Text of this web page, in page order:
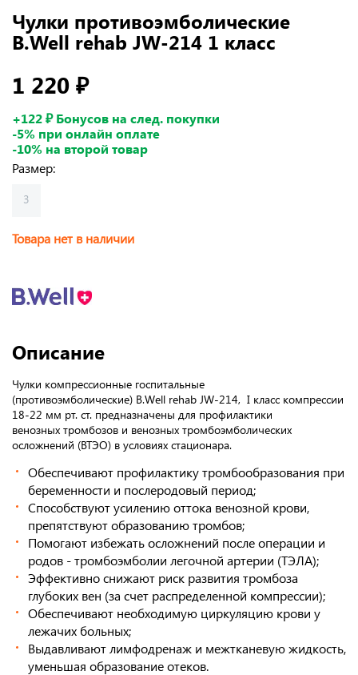
Чулки противоэмболические
B.Well rehab JW-214 1 класс
1 220 ₽
+122 ₽ Бонусов на след. покупки
-5% при онлайн оплате
-10% на второй товар
Размер:
3
Товара нет в наличии
Описание
Чулки компрессионные госпитальные
(противоэмболические) B.Well rehab JW-214, I класс компрессии
18-22 мм рт. ст. предназначены для профилактики
венозных тромбозов и венозных тромбоэмболических
осложнений (ВТЭО) в условиях стационара.
Обеспечивают профилактику тромбообразования при
беременности и послеродовый период;
Способствуют усилению оттока венозной крови,
препятствуют образованию тромбов;
Помогают избежать осложнений после операции и
родов - тромбоэмболии легочной артерии (ТЭЛА);
Эффективно снижают риск развития тромбоза
глубоких вен (за счет распределенной компрессии);
Обеспечивают необходимую циркуляцию крови у
лежачих больных;
Выдавливают лимфодренаж и межтканевую жидкость,
уменьшая образование отеков.